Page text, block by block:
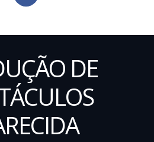
DE